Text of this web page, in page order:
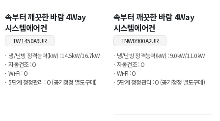
속부터 깨끗한 바람 4Way
시스템에어컨
TW1450A9UR
냉/난방 정격능력(kW) : 14.5kW/16.7kW
자동건조 : O
Wi-Fi : O
5단계 청정관리 : O (공기청정 별도구매)
속부터 깨끗한 바람 4Way
시스템에어컨
TNW0900A2UR
냉/난방 정격능력(kW) : 9.0kW/11.0kW
자동건조 : O
Wi-Fi : O
5단계 청정관리 : O (공기청정 별도구매)